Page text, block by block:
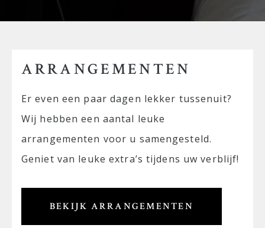
ARRANGEMENTEN
Er even een paar dagen lekker tussenuit?
Wij hebben een aantal leuke
arrangementen voor u samengesteld.
Geniet van leuke extra’s tijdens uw verblijf!
BEKIJK ARRANGEMENTEN